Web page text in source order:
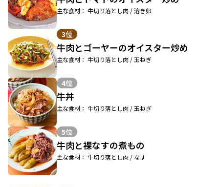
主な食材： 牛切り落とし肉 / 溶き卵
3位
牛肉とゴーヤーのオイスター炒め
主な食材： 牛切り落とし肉 / 玉ねぎ
4位
牛丼
主な食材： 牛切り落とし肉 / 玉ねぎ
5位
牛肉と裸なすの煮もの
主な食材： 牛切り落とし肉 / なす